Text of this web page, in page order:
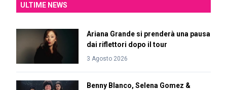
ULTIME NEWS
Ariana Grande si prenderà una pausa
dai riflettori dopo il tour
3 Agosto 2026
Benny Blanco, Selena Gomez &